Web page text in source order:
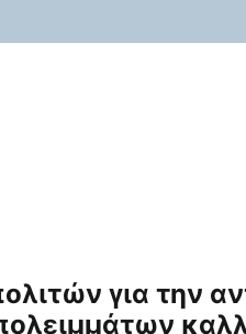
για την